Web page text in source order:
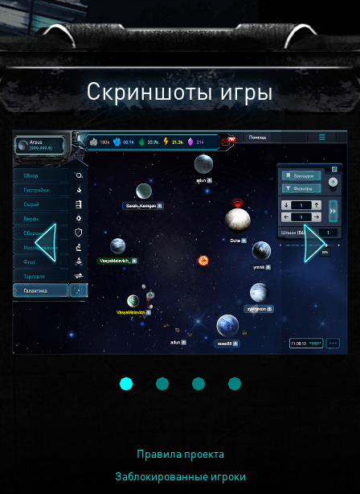
Скриншоты игры
Правила проекта
Заблокированные игроки